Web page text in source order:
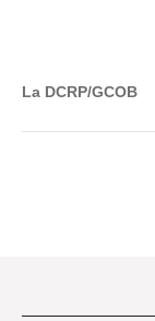
La DCRP/GCOB